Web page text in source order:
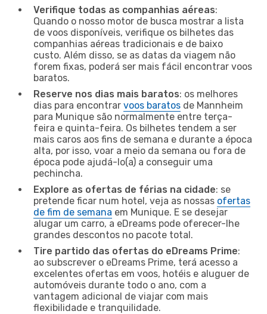
Verifique todas as companhias aéreas:
Quando o nosso motor de busca mostrar a lista
de voos disponíveis, verifique os bilhetes das
companhias aéreas tradicionais e de baixo
custo. Além disso, se as datas da viagem não
forem fixas, poderá ser mais fácil encontrar voos
baratos.
Reserve nos dias mais baratos: os melhores
dias para encontrar voos baratos de Mannheim
para Munique são normalmente entre terça-
feira e quinta-feira. Os bilhetes tendem a ser
mais caros aos fins de semana e durante a época
alta, por isso, voar a meio da semana ou fora de
época pode ajudá-lo(a) a conseguir uma
pechincha.
Explore as ofertas de férias na cidade: se
pretende ficar num hotel, veja as nossas ofertas
de fim de semana em Munique. E se desejar
alugar um carro, a eDreams pode oferecer-lhe
grandes descontos no pacote total.
Tire partido das ofertas do eDreams Prime:
ao subscrever o eDreams Prime, terá acesso a
excelentes ofertas em voos, hotéis e aluguer de
automóveis durante todo o ano, com a
vantagem adicional de viajar com mais
flexibilidade e tranquilidade.